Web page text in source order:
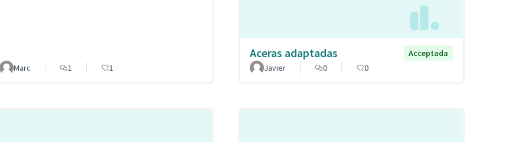
Marc 1 1
Aceras adaptadas
Acceptada
Javier
0 0